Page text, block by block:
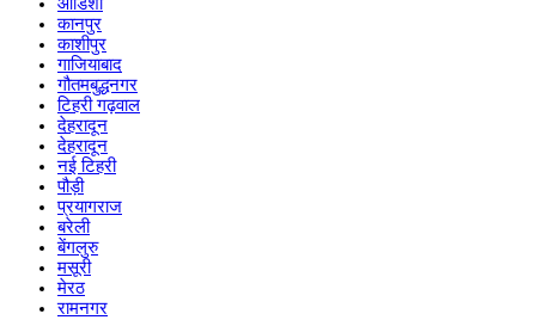
ओडिशा
कानपुर
काशीपुर
गाजियाबाद
गौतमबुद्धनगर
टिहरी गढ़वाल
देहरादून
देहरादून
नई टिहरी
पौड़ी
प्रयागराज
बरेली
बेंगलुरु
मसूरी
मेरठ
रामनगर